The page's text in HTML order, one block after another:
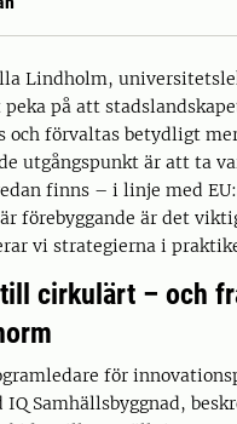
Lindholm,
på att
och förvaltas betydligt
utgångspunkt är att ta
finns – i linje med
förebyggande är det
vi strategierna i
cirkulärt – och
för
Samhällsbyggnad,